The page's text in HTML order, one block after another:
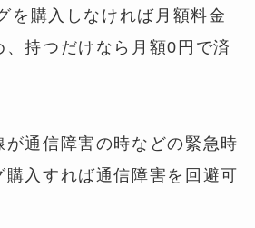
を購入しなければ月額料金
、持つだけなら月額0円で済
が通信障害の時などの緊急時
購入すれば通信障害を回避可